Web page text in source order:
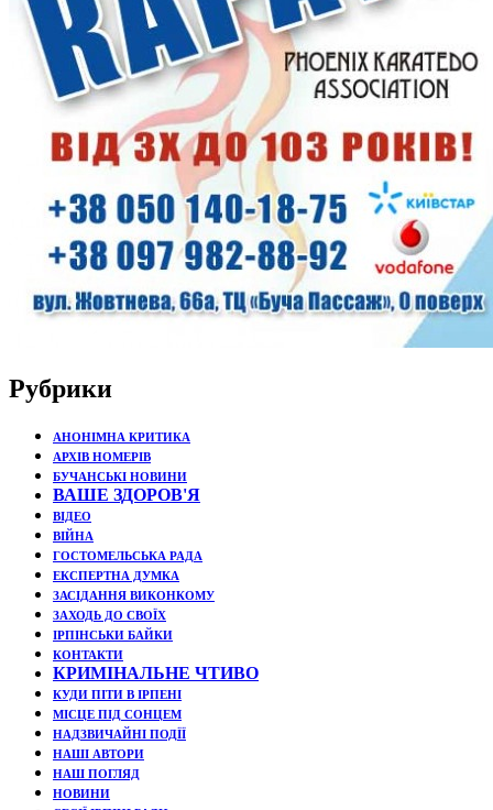
Рубрики
АНОНІМНА КРИТИКА
АРХІВ НОМЕРІВ
БУЧАНСЬКІ НОВИНИ
ВАШЕ ЗДОРОВ'Я
ВІДЕО
ВІЙНА
ГОСТОМЕЛЬСЬКА РАДА
ЕКСПЕРТНА ДУМКА
ЗАСІДАННЯ ВИКОНКОМУ
ЗАХОДЬ ДО СВОЇХ
ІРПІНСЬКИ БАЙКИ
КОНТАКТИ
КРИМІНАЛЬНЕ ЧТИВО
КУДИ ПІТИ В ІРПЕНІ
МІСЦЕ ПІД СОНЦЕМ
НАДЗВИЧАЙНІ ПОДЇЇ
НАШІ АВТОРИ
НАШ ПОГЛЯД
НОВИНИ